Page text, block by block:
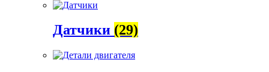
Датчики (29)